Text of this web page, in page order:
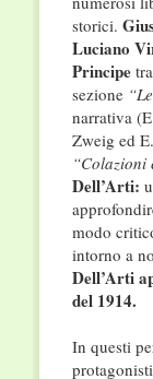
storici.
Luciano
Principe
sezione
narrativa
Zweig ed
“Colazioni
Dell’Arti:
modo
intorno a
Dell’Arti
del 1914.
In questi